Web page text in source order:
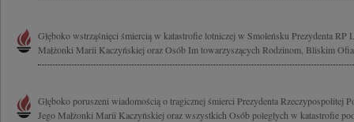
Głęboko wstrząśnięci śmiercią w katastrofie lotniczej w Smoleńsku Prezydenta RP
Małżonki Marii Kaczyńskiej oraz Osób Im towarzyszących Rodzinom, Bliskim
Głęboko poruszeni wiadomością o tragicznej śmierci Prezydenta Rzeczypospolitej
Jego Małżonki Marii Kaczyńskiej oraz wszystkich Osób poległych w katastrofie